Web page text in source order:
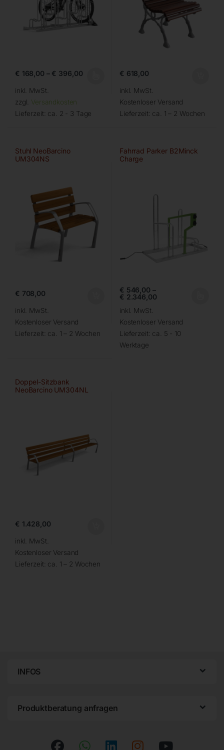
€ 168,00 – € 396,00
inkl. MwSt.
zzgl. Versandkosten
Lieferzeit: ca. 2 - 3 Tage
€ 618,00
inkl. MwSt.
Kostenloser Versand
Lieferzeit: ca. 1 – 2 Wochen
Stuhl NeoBarcino
UM304NS
€ 708,00
inkl. MwSt.
Kostenloser Versand
Lieferzeit: ca. 1 – 2 Wochen
Fahrrad Parker B2Minck
Charge
€ 546,00 –
€ 2.346,00
inkl. MwSt.
Kostenloser Versand
Lieferzeit: ca. 5 - 10
Werktage
Doppel-Sitzbank
NeoBarcino UM304NL
€ 1.428,00
inkl. MwSt.
Kostenloser Versand
Lieferzeit: ca. 1 – 2 Wochen
INFOS
Produktberatung anfragen